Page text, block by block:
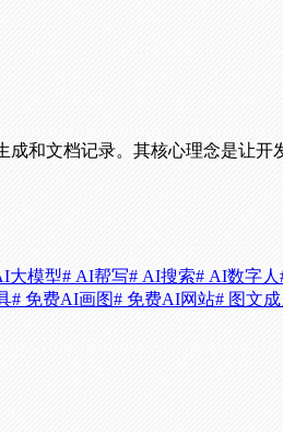
和文档记录。其核心理念是让
大模型# AI帮写# AI搜索# AI数字人
# 免费AI画图# 免费AI网站# 图文